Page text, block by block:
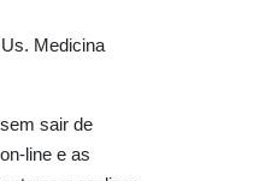
Medicina
sair de
line e as